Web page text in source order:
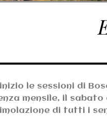
le sessioni di
mensile, il
di tutti i